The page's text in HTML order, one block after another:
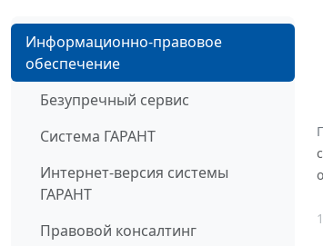
Информационно-правовое
обеспечение
Безупречный сервис
Система ГАРАНТ
Интернет-версия системы
ГАРАНТ
Правовой консалтинг